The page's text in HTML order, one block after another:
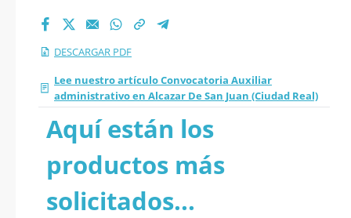
DESCARGAR PDF
Lee nuestro artículo Convocatoria Auxiliar
administrativo en Alcazar De San Juan (Ciudad Real)
Aquí están los
productos más
solicitados...